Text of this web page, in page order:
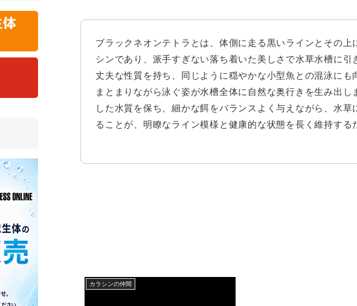
ブラックネオンテトラとは、体側に走る黒いラインとその
シンであり、派手すぎない落ち着いた美しさで水草水槽に
丈夫な性質を持ち、同じように穏やかな小型魚との混泳に
まとまりながら泳ぐ姿が水槽全体に自然な奥行きを生み出
した水質を保ち、細かな餌をバランスよく与えながら、水
ることが、明瞭なライン模様と健康的な状態を長く維持す
カラシンの仲間